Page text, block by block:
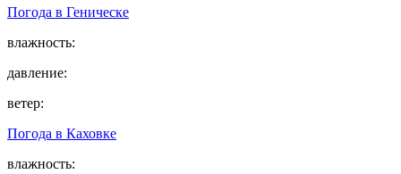
Погода в Геническе
влажность:
давление:
ветер:
Погода в Каховке
влажность: